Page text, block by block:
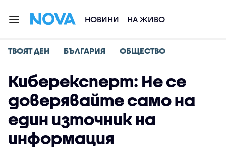
НОВИНИ НА ЖИВО
ТВОЯТ ДЕН БЪЛГАРИЯ ОБЩЕСТВО
Киберексперт: Не се
доверявайте само на
един източник на
информация